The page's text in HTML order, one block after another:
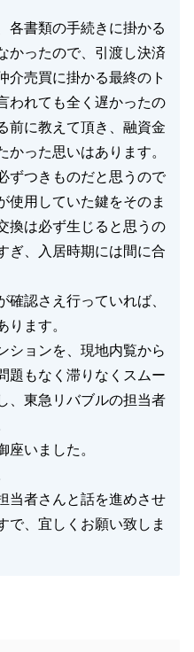
類の手続きに掛かる
かったので、引渡し決済
介売買に掛かる最終のト
われても全く遅かったの
前に教えて頂き、融資金
った思いはあります。
ずつきものだと思うので
使用していた鍵をそのま
換は必ず生じると思うの
ぎ、入居時期には間に合
確認さえ行っていれば、
ります。
ションを、現地内覧から
題もなく滞りなくスムー
、東急リバブルの担当者
座いました。
当者さんと話を進めさせ
で、宜しくお願い致しま